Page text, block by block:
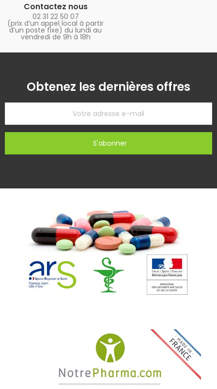
Contactez nous
02 31 22 50 07
(prix d’un appel local à partir
d’un poste fixe) du lundi au
vendredi de 9h à 18h
Obtenez les dernières offres
S'abonner